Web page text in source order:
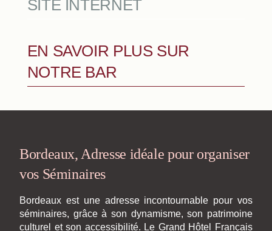
SITE INTERNET
EN SAVOIR PLUS SUR
NOTRE BAR
Bordeaux, Adresse idéale pour organiser
vos Séminaires
Bordeaux est une adresse incontournable pour vos
séminaires, grâce à son dynamisme, son patrimoine
culturel et son accessibilité. Le Grand Hôtel Français